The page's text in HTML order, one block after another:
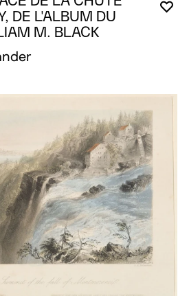
DE L'ALBUM DU
M. BLACK